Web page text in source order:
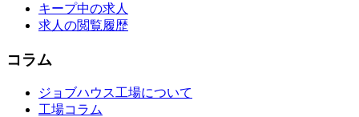
キープ中の求人
求人の閲覧履歴
コラム
ジョブハウス工場について
工場コラム